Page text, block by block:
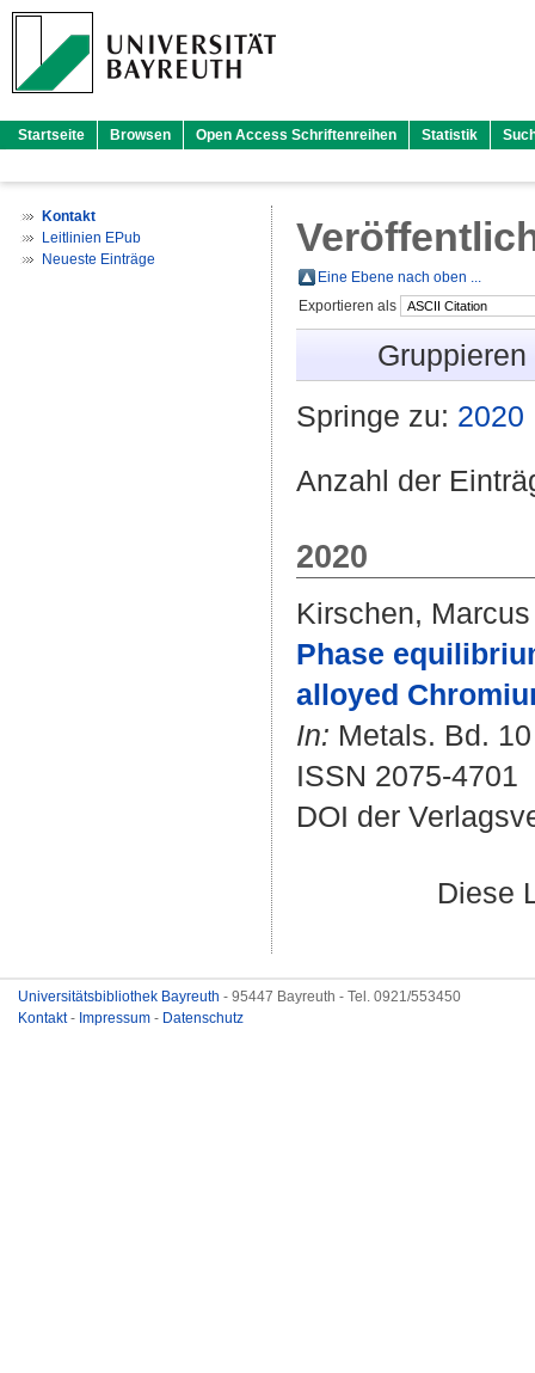
Startseite Browsen Open Access Schriftenreihen Statistik
Kontakt
Leitlinien EPub
Neueste Einträge
Eine Ebene nach oben ...
Exportieren als
Springe zu: 2020
Anzahl der
2020
Kirschen, Marcus
Phase
alloyed
In: Metals. Bd.
ISSN 2075-4701
DOI der
Diese
Universitätsbibliothek Bayreuth - 95447 Bayreuth - Tel. 0921/553450
Kontakt- Impressum - Datenschutz